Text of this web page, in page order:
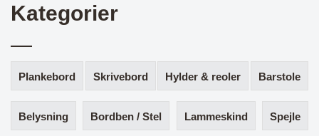
Kategorier
Plankebord Skrivebord Hylder & reoler Barstole
Belysning Bordben / Stel Lammeskind Spejle